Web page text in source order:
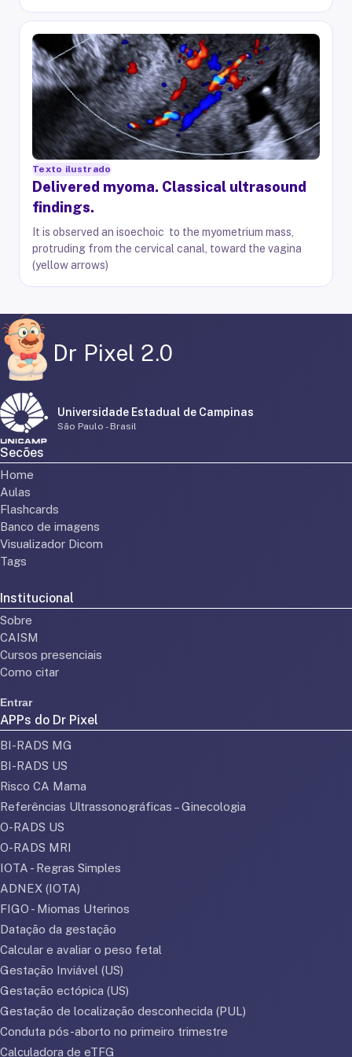
Texto ilustrado
Delivered myoma. Classical ultrasound
findings.
It is observed an isoechoic to the myometrium mass,
protruding from the cervical canal, toward the vagina
(yellow arrows)
Dr Pixel 2.0
Universidade Estadual de Campinas
São Paulo - Brasil
Secões
Home
Aulas
Flashcards
Banco de imagens
Visualizador Dicom
Tags
Institucional
Sobre
CAISM
Cursos presenciais
Como citar
Entrar
APPs do Dr Pixel
BI-RADS MG
BI-RADS US
Risco CA Mama
Referências Ultrassonográficas – Ginecologia
O-RADS US
O-RADS MRI
IOTA - Regras Simples
ADNEX (IOTA)
FIGO - Miomas Uterinos
Datação da gestação
Calcular e avaliar o peso fetal
Gestação Inviável (US)
Gestação ectópica (US)
Gestação de localização desconhecida (PUL)
Conduta pós-aborto no primeiro trimestre
Calculadora de eTFG